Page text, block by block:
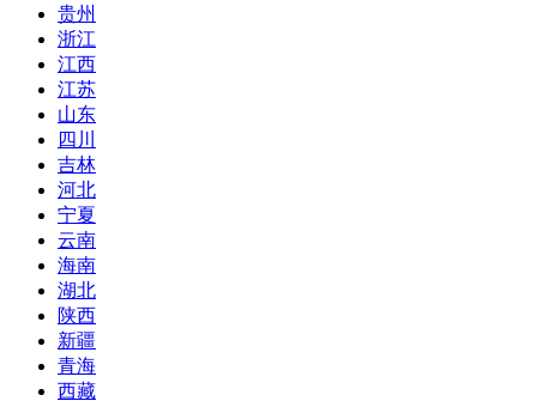
贵州
浙江
江西
江苏
山东
四川
吉林
河北
宁夏
云南
海南
湖北
陕西
新疆
青海
西藏